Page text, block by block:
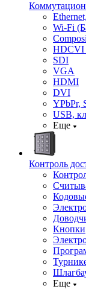
Wi-Fi
HDCVI
SDI
VGA
HDMI
DVI
YPbPr,
USB,
Еще
Контроль
Кнопки
Еще